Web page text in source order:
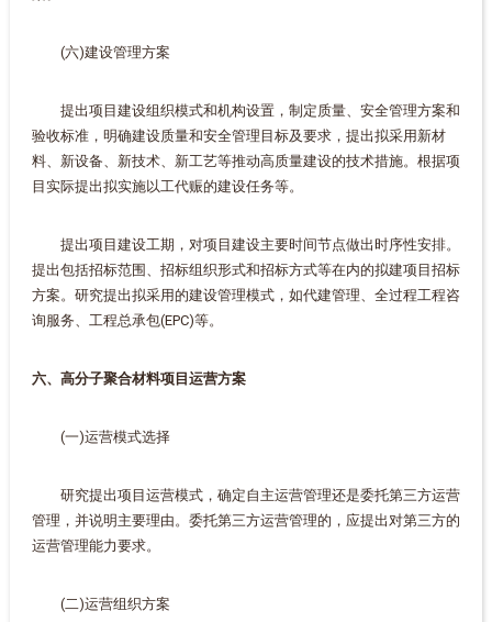
(六)建设管理方案
提出项目建设组织模式和机构设置，制定质量、安全管理方案和
验收标准，明确建设质量和安全管理目标及要求，提出拟采用新材
料、新设备、新技术、新工艺等推动高质量建设的技术措施。根据项
目实际提出拟实施以工代赈的建设任务等。
提出项目建设工期，对项目建设主要时间节点做出时序性安排。
提出包括招标范围、招标组织形式和招标方式等在内的拟建项目招标
方案。研究提出拟采用的建设管理模式，如代建管理、全过程工程咨
询服务、工程总承包(EPC)等。
六、高分子聚合材料项目运营方案
(一)运营模式选择
研究提出项目运营模式，确定自主运营管理还是委托第三方运营
管理，并说明主要理由。委托第三方运营管理的，应提出对第三方的
运营管理能力要求。
(二)运营组织方案